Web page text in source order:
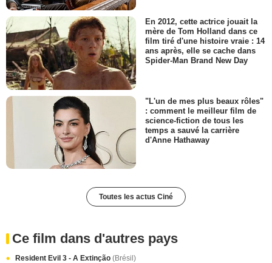
En 2012, cette actrice jouait la
mère de Tom Holland dans ce
film tiré d'une histoire vraie : 14
ans après, elle se cache dans
Spider-Man Brand New Day
"L'un de mes plus beaux rôles"
: comment le meilleur film de
science-fiction de tous les
temps a sauvé la carrière
d'Anne Hathaway
Toutes les actus Ciné
Ce film dans d'autres pays
Resident Evil 3 - A Extinção (Brésil)